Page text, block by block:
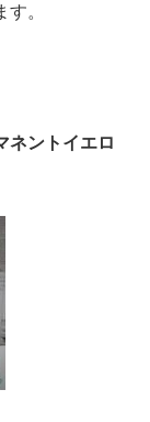
。
ネントイエロ